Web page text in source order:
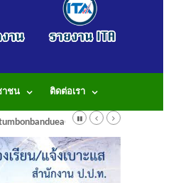
าชน ติดต่อเรา